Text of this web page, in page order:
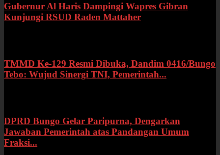
Gubernur Al Haris Dampingi Wapres Gibran
Kunjungi RSUD Raden Mattaher
TMMD Ke-129 Resmi Dibuka, Dandim 0416/Bungo
Tebo: Wujud Sinergi TNI, Pemerintah...
DPRD Bungo Gelar Paripurna, Dengarkan
Jawaban Pemerintah atas Pandangan Umum
Fraksi...